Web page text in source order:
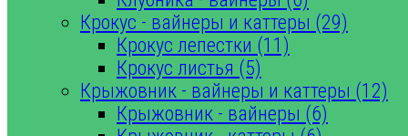
Крокус - вайнеры и каттеры (29)
Крокус лепестки (11)
Крокус листья (5)
Крыжовник - вайнеры и каттеры (12)
Крыжовник - вайнеры (6)